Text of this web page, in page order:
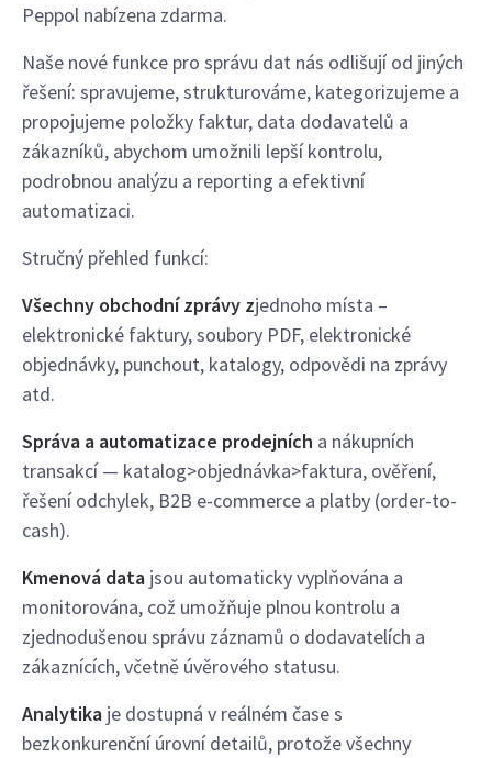
Peppol nabízena zdarma.
Naše nové funkce pro správu dat nás odlišují od jiných
řešení: spravujeme, strukturováme, kategorizujeme a
propojujeme položky faktur, data dodavatelů a
zákazníků, abychom umožnili lepší kontrolu,
podrobnou analýzu a reporting a efektivní
automatizaci.
Stručný přehled funkcí:
Všechny obchodní zprávy zjednoho místa –
elektronické faktury, soubory PDF, elektronické
objednávky, punchout, katalogy, odpovědi na zprávy
atd.
Správa a automatizace prodejních a nákupních
transakcí — katalog>objednávka>faktura, ověření,
řešení odchylek, B2B e-commerce a platby (order-to-
cash).
Kmenová data jsou automaticky vyplňována a
monitorována, což umožňuje plnou kontrolu a
zjednodušenou správu záznamů o dodavatelích a
zákaznících, včetně úvěrového statusu.
Analytika je dostupná v reálném čase s
bezkonkurenční úrovní detailů, protože všechny